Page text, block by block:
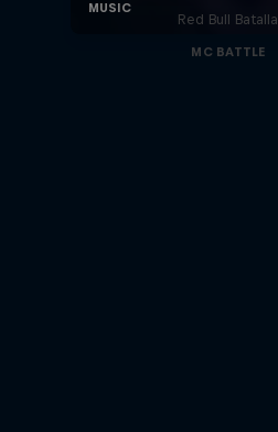
Red Bull Batalla
MC BATTLE